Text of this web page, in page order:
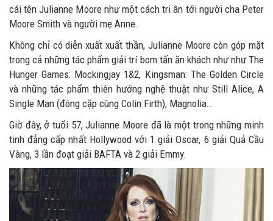
cái tên Julianne Moore như một cách tri ân tới người cha Peter
Moore Smith và người mẹ Anne.
Không chỉ có diễn xuất xuất thần, Julianne Moore còn góp mặt
trong cả những tác phẩm giải trí bom tấn ăn khách như như The
Hunger Games: Mockingjay 1&2, Kingsman: The Golden Circle
và những tác phẩm thiên hướng nghệ thuật như Still Alice, A
Single Man (đóng cặp cùng Colin Firth), Magnolia…
Giờ đây, ở tuổi 57, Julianne Moore đã là một trong những minh
tinh đẳng cấp nhất Hollywood với 1 giải Oscar, 6 giải Quả Cầu
Vàng, 3 lần đoạt giải BAFTA và 2 giải Emmy.